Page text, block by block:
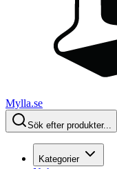
Mylla.se
Sök efter produkter...
Kategorier